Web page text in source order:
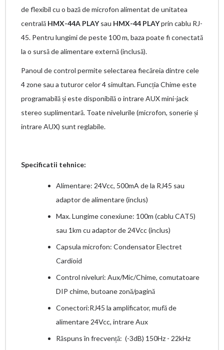
de flexibil cu o bază de microfon alimentat de unitatea
centrală HMX-44A PLAYsau HMX-44 PLAYprin cablu RJ-
45. Pentru lungimi de peste 100 m, baza poate fi conectată
la o sursă de alimentare externă (inclusă).
Panoul de control permite selectarea fiecăreia dintre cele
4 zone sau a tuturor celor 4 simultan. Funcția Chime este
programabilă și este disponibilă o intrare AUX mini-jack
stereo suplimentară. Toate nivelurile (microfon, sonerie și
intrare AUX) sunt reglabile.
Specificatii tehnice:
Alimentare: 24Vcc, 500mA de la RJ45 sau
adaptor de alimentare (inclus)
Max. Lungime conexiune: 100m (cablu CAT5)
sau 1km cu adaptor de 24Vcc (inclus)
Capsula microfon: Condensator Electret
Cardioid
Control niveluri: Aux/Mic/Chime, comutatoare
DIP chime, butoane zonă/pagină
Conectori:RJ45 la amplificator, mufă de
alimentare 24Vcc, intrare Aux
Răspuns în frecvență: (-3dB) 150Hz - 22kHz